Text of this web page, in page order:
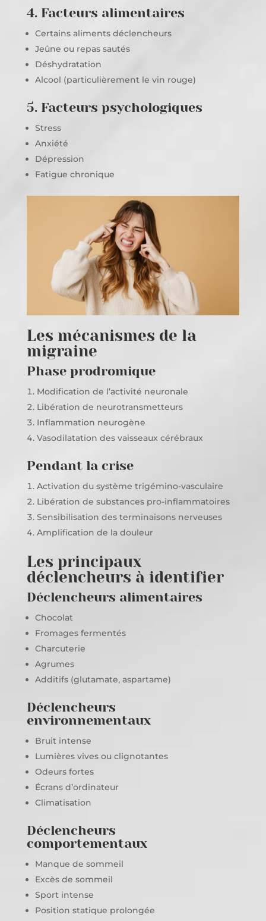
4. Facteurs alimentaires
Certains aliments déclencheurs
Jeûne ou repas sautés
Déshydratation
Alcool (particulièrement le vin rouge)
5. Facteurs psychologiques
Stress
Anxiété
Dépression
Fatigue chronique
Les mécanismes de la
migraine
Phase prodromique
Modification de l’activité neuronale
Libération de neurotransmetteurs
Inflammation neurogène
Vasodilatation des vaisseaux cérébraux
Pendant la crise
Activation du système trigémino-vasculaire
Libération de substances pro-inflammatoires
Sensibilisation des terminaisons nerveuses
Amplification de la douleur
Les principaux
déclencheurs à identifier
Déclencheurs alimentaires
Chocolat
Fromages fermentés
Charcuterie
Agrumes
Additifs (glutamate, aspartame)
Déclencheurs
environnementaux
Bruit intense
Lumières vives ou clignotantes
Odeurs fortes
Écrans d’ordinateur
Climatisation
Déclencheurs
comportementaux
Manque de sommeil
Excès de sommeil
Sport intense
Position statique prolongée